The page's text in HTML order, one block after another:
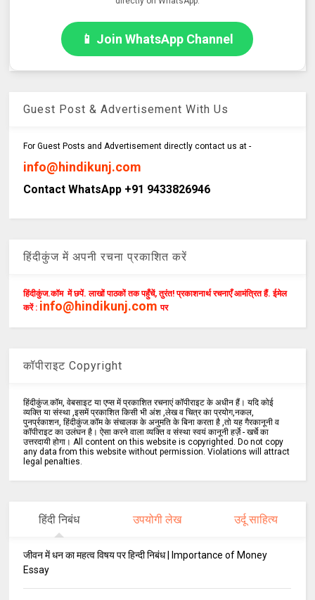
📱 Join WhatsApp Channel
Guest Post & Advertisement With Us
For Guest Posts and Advertisement directly contact us at -
info@hindikunj.com
Contact WhatsApp +91 9433826946
हिंदीकुंज में अपनी रचना प्रकाशित करें
हिंदीकुंज.कॉम में छपें. लाखों पाठकों तक पहुँचें, तुरंत! प्रकाशनार्थ रचनाएँ आमंत्रित हैं. ईमेल
करें : info@hindikunj.com पर
कॉपीराइट Copyright
हिंदीकुंज.कॉम, वेबसाइट या एप्स में प्रकाशित रचनाएं कॉपीराइट के अधीन हैं। यदि कोई
व्यक्ति या संस्था ,इसमें प्रकाशित किसी भी अंश ,लेख व चित्र का प्रयोग,नकल,
पुनर्प्रकाशन, हिंदीकुंज.कॉम के संचालक के अनुमति के बिना करता है ,तो यह गैरकानूनी व
कॉपीराइट का उलंघन है। ऐसा करने वाला व्यक्ति व संस्था स्वयं कानूनी हर्ज़े - खर्चे का
उत्तरदायी होगा। All content on this website is copyrighted. Do not copy
any data from this website without permission. Violations will attract
legal penalties.
हिंदी निबंध उपयोगी लेख उर्दू साहित्य
जीवन में धन का महत्व विषय पर हिन्दी निबंध | Importance of Money
Essay